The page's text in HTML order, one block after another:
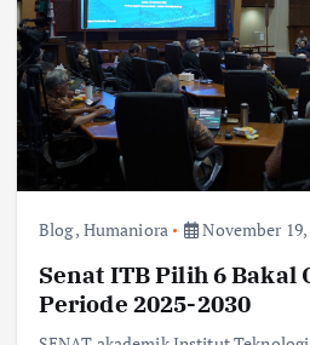
Blog, Humaniora November 19,
Senat ITB Pilih 6 Bakal
Periode 2025-2030